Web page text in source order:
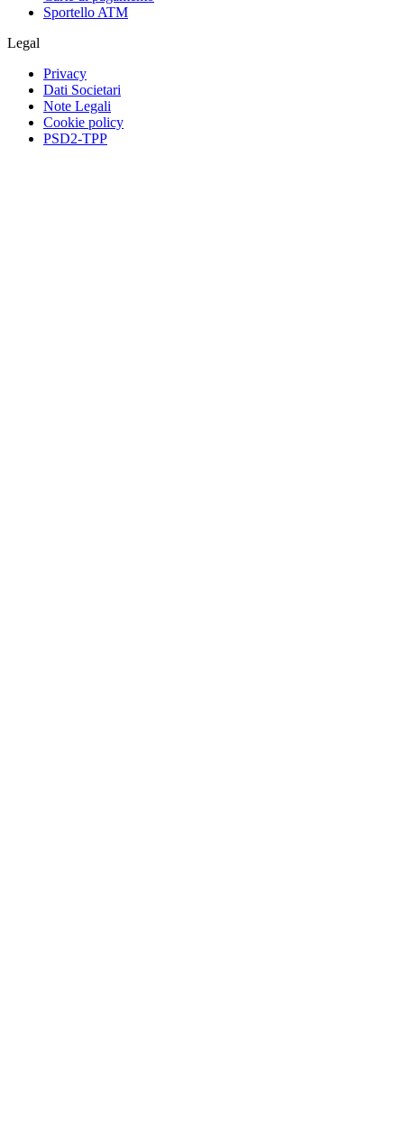
Sportello ATM
Legal
Privacy
Dati Societari
Note Legali
Cookie policy
PSD2-TPP